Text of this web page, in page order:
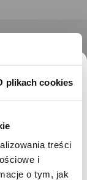
plikach cookies
treści
i
o tym, jak